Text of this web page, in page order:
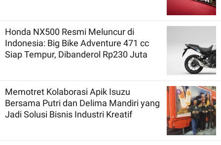
Honda NX500 Resmi Meluncur di
Indonesia: Big Bike Adventure 471 cc
Siap Tempur, Dibanderol Rp230 Juta
Memotret Kolaborasi Apik Isuzu
Bersama Putri dan Delima Mandiri yang
Jadi Solusi Bisnis Industri Kreatif